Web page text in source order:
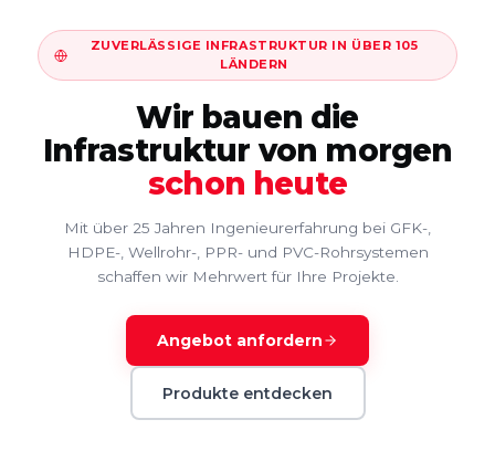
ZUVERLÄSSIGE INFRASTRUKTUR IN ÜBER 105
LÄNDERN
Wir bauen die
Infrastruktur von morgen
schon heute
Mit über 25 Jahren Ingenieurerfahrung bei GFK-,
HDPE-, Wellrohr-, PPR- und PVC-Rohrsystemen
schaffen wir Mehrwert für Ihre Projekte.
Angebot anfordern
Produkte entdecken